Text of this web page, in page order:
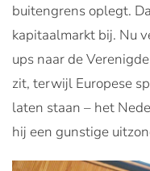
buitengrens oplegt.
kapitaalmarkt bij. Nu
ups naar de
zit, terwijl Europese
laten staan – het
hij een gunstige